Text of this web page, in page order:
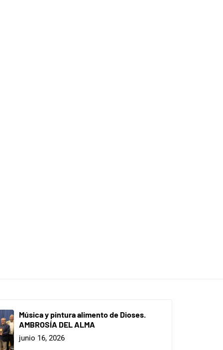
Música y pintura alimento de Dioses.
AMBROSÍA DEL ALMA
junio 16, 2026